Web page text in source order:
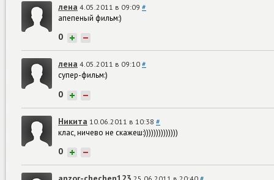
лена 4.05.2011 в 09:09 #
апепеный фильм:)
0 + −
лена 4.05.2011 в 09:10 #
супер-фильм:)
0 + −
Никита 10.06.2011 в 10:38 #
клас, ничево не скажеш:))))))))))))))
0 + −